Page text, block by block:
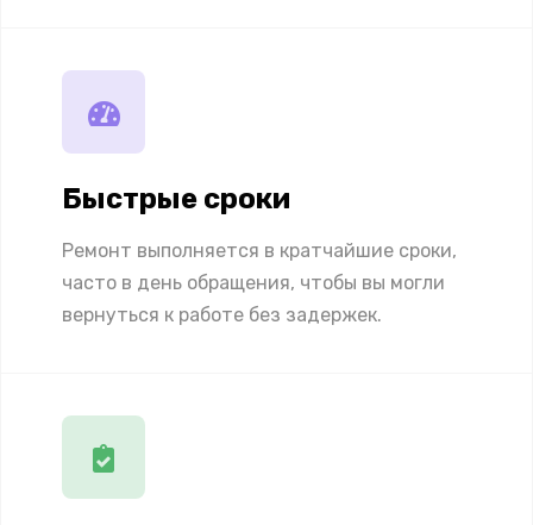
Быстрые сроки
Ремонт выполняется в кратчайшие сроки,
часто в день обращения, чтобы вы могли
вернуться к работе без задержек.